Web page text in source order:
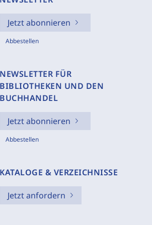
Jetzt abonnieren
Abbestellen
NEWSLETTER FÜR
BIBLIOTHEKEN UND DEN
BUCHHANDEL
Jetzt abonnieren
Abbestellen
KATALOGE & VERZEICHNISSE
Jetzt anfordern